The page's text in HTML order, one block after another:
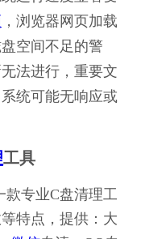
，浏览器网页加载
空间不足的警
法进行，重要文
统可能无响应或
工具
专业C盘清理工
特点，提供：大